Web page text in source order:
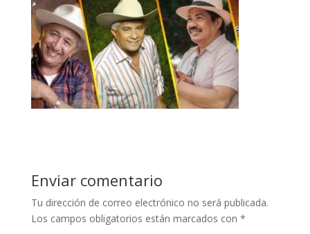
Enviar comentario
Tu dirección de correo electrónico no será publicada.
Los campos obligatorios están marcados con *